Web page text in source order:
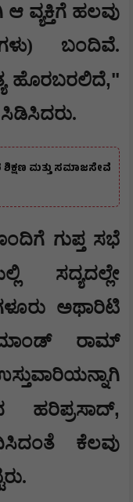
ಆ ವ್ಯಕ್ತಿಗೆ ಹಲವು
ಬಂದಿವೆ.
ಹೊರಬರಲಿದೆ,"
ಮತ್ತು ಸಮಾಜಸೇವೆ
ಗುಪ್ತ ಸಭೆ
ಸದ್ಯದಲ್ಲೇ
ಅಥಾರಿಟಿ
ರಾಮ್
ಹರಿಪ್ರಸಾದ್,
ಕೆಲವು